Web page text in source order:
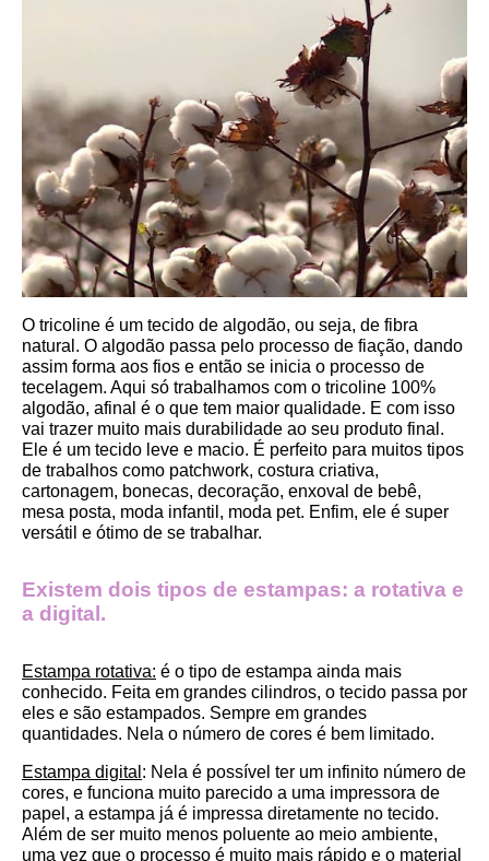
O tricoline é um tecido de algodão, ou seja, de fibra
natural. O algodão passa pelo processo de fiação, dando
assim forma aos fios e então se inicia o processo de
tecelagem. Aqui só trabalhamos com o tricoline 100%
algodão, afinal é o que tem maior qualidade. E com isso
vai trazer muito mais durabilidade ao seu produto final.
Ele é um tecido leve e macio. É perfeito para muitos tipos
de trabalhos como patchwork, costura criativa,
cartonagem, bonecas, decoração, enxoval de bebê,
mesa posta, moda infantil, moda pet. Enfim, ele é super
versátil e ótimo de se trabalhar.
Existem dois tipos de estampas: a rotativa e
a digital.
Estampa rotativa: é o tipo de estampa ainda mais
conhecido. Feita em grandes cilindros, o tecido passa por
eles e são estampados. Sempre em grandes
quantidades. Nela o número de cores é bem limitado.
Estampa digital : Nela é possível ter um infinito número de
cores, e funciona muito parecido a uma impressora de
papel, a estampa já é impressa diretamente no tecido.
Além de ser muito menos poluente ao meio ambiente,
uma vez que o processo é muito mais rápido e o material